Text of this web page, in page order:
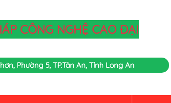
CÔNG NGHỆ CAO ĐẠI
Phường 5, TP.Tân An, Tỉnh Long An